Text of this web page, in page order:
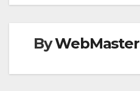
ByWebMaster